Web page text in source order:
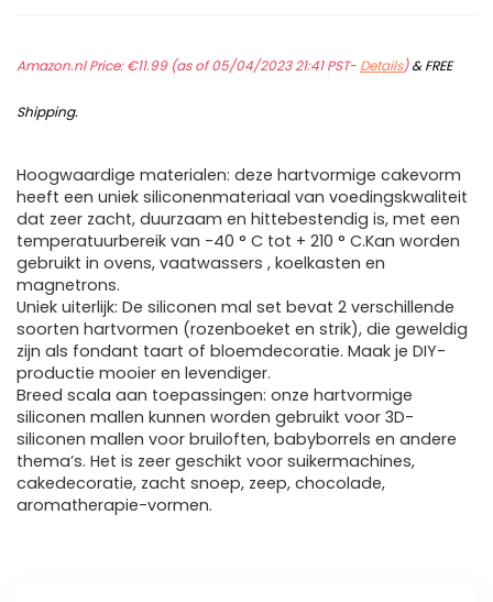
Amazon.nl Price:€11.99(as of 05/04/2023 21:41 PST- Details)&FREE
Shipping.
Hoogwaardige materialen: deze hartvormige cakevorm
heeft een uniek siliconenmateriaal van voedingskwaliteit
dat zeer zacht, duurzaam en hittebestendig is, met een
temperatuurbereik van -40 ° C tot + 210 ° C.Kan worden
gebruikt in ovens, vaatwassers , koelkasten en
magnetrons.
Uniek uiterlijk: De siliconen mal set bevat 2 verschillende
soorten hartvormen (rozenboeket en strik), die geweldig
zijn als fondant taart of bloemdecoratie. Maak je DIY-
productie mooier en levendiger.
Breed scala aan toepassingen: onze hartvormige
siliconen mallen kunnen worden gebruikt voor 3D-
siliconen mallen voor bruiloften, babyborrels en andere
thema’s. Het is zeer geschikt voor suikermachines,
cakedecoratie, zacht snoep, zeep, chocolade,
aromatherapie-vormen.